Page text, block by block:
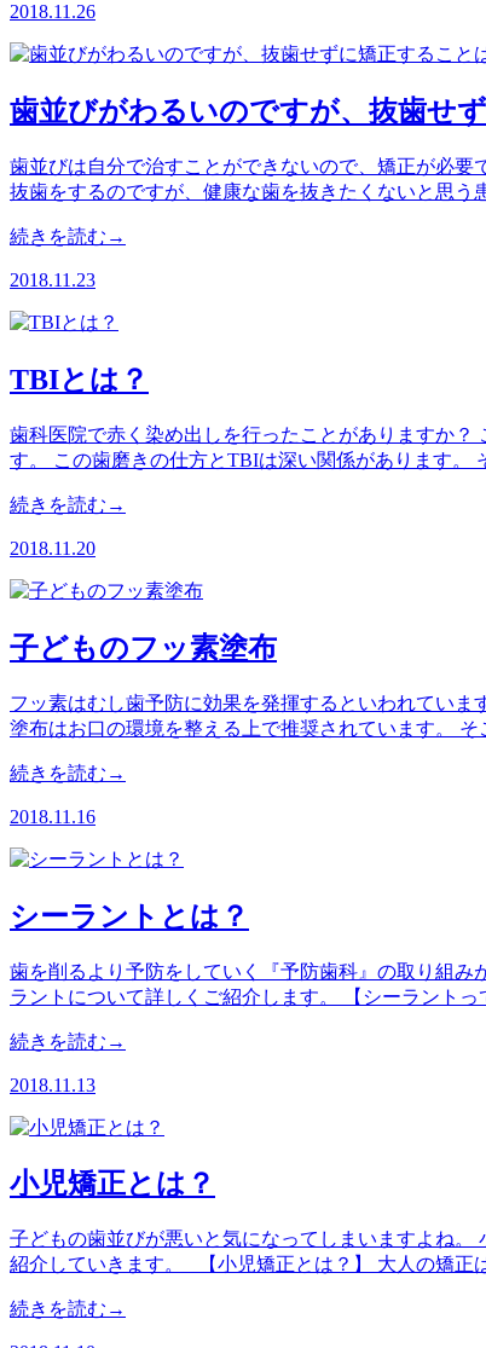
2018.11.26
歯並びがわるいのですが、抜歯せ
歯並びは自分で治すことができないので、矯正が必
抜歯をするのですが、健康な歯を抜きたくないと思
続きを読む→
2018.11.23
TBIとは？
歯科医院で赤く染め出しを行ったことがありますか
す。 この歯磨きの仕方とTBIは深い関係があります
続きを読む→
2018.11.20
子どものフッ素塗布
フッ素はむし歯予防に効果を発揮するといわれてい
塗布はお口の環境を整える上で推奨されています。
続きを読む→
2018.11.16
シーラントとは？
歯を削るより予防をしていく『予防歯科』の取り組
ラントについて詳しくご紹介します。 【シーラント
続きを読む→
2018.11.13
小児矯正とは？
子どもの歯並びが悪いと気になってしまいますよね
紹介していきます。 【小児矯正とは？】 大人の矯
続きを読む→